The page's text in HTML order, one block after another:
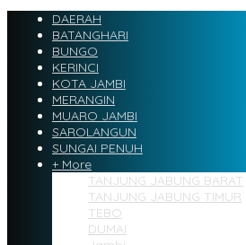
DAERAH
BATANGHARI
BUNGO
KERINCI
KOTA JAMBI
MERANGIN
MUARO JAMBI
SAROLANGUN
SUNGAI PENUH
+ More
TANJUNG JABUNG BARAT
TANJUNG JABUNG TIMUR
TEBO
DUMAI